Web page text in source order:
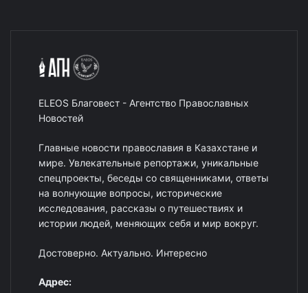
ELEOS Благовест - Агентство Православных
Новостей
Главные новости православия в Казахстане и
мире. Увлекательные репортажи, уникальные
спецпроекты, беседы со священниками, ответы
на волнующие вопросы, исторические
исследования, рассказы о путешествиях и
истории людей, меняющих себя и мир вокруг.
Достоверно. Актуально. Интересно
Адрес: